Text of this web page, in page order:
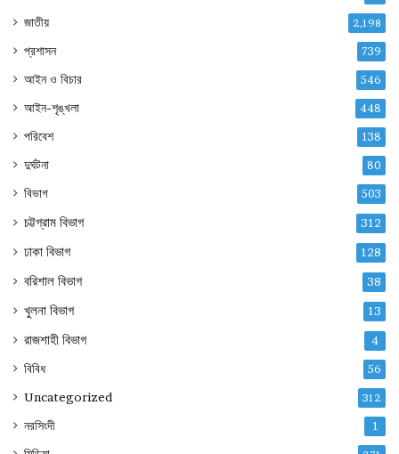
জাতীয় 2,198
প্রশাসন 739
আইন ও বিচার 546
আইন-শৃঙ্খলা 448
পরিবেশ 138
দুর্ঘটনা 80
বিভাগ 503
চট্টগ্রাম বিভাগ 312
ঢাকা বিভাগ 128
বরিশাল বিভাগ 38
খুলনা বিভাগ 13
রাজশাহী বিভাগ 4
বিবিধ 56
Uncategorized 312
নরসিংদী 1